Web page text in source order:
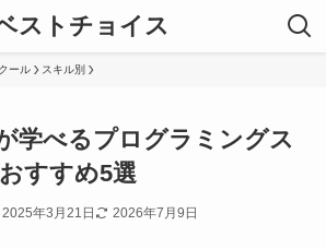
ストチョイス
ール スキル別
学べるプログラミングス
すすめ5選
2025年3月21日 2026年7月9日